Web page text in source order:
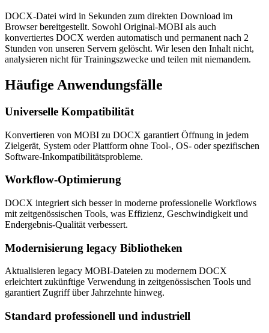
DOCX-Datei wird in Sekunden zum direkten Download im
Browser bereitgestellt. Sowohl Original-MOBI als auch
konvertiertes DOCX werden automatisch und permanent nach 2
Stunden von unseren Servern gelöscht. Wir lesen den Inhalt nicht,
analysieren nicht für Trainingszwecke und teilen mit niemandem.
Häufige Anwendungsfälle
Universelle Kompatibilität
Konvertieren von MOBI zu DOCX garantiert Öffnung in jedem
Zielgerät, System oder Plattform ohne Tool-, OS- oder spezifischen
Software-Inkompatibilitätsprobleme.
Workflow-Optimierung
DOCX integriert sich besser in moderne professionelle Workflows
mit zeitgenössischen Tools, was Effizienz, Geschwindigkeit und
Endergebnis-Qualität verbessert.
Modernisierung legacy Bibliotheken
Aktualisieren legacy MOBI-Dateien zu modernem DOCX
erleichtert zukünftige Verwendung in zeitgenössischen Tools und
garantiert Zugriff über Jahrzehnte hinweg.
Standard professionell und industriell